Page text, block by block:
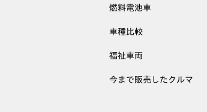
燃料電池車
車種比較
福祉車両
今まで販売したクルマ